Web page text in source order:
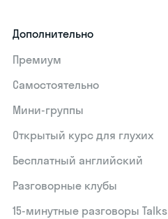
Дополнительно
Премиум
Самостоятельно
Мини-группы
Открытый курс для глухих
Бесплатный английский
Разговорные клубы
15‑минутные разговоры Talks